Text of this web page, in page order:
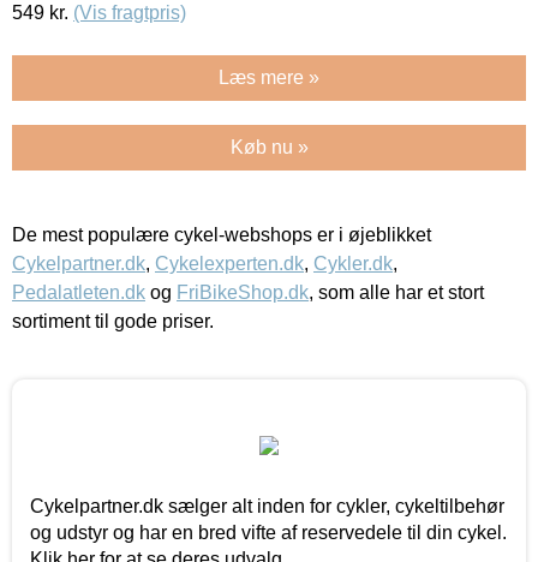
549 kr. (Vis fragtpris)
Læs mere »
Køb nu »
De mest populære cykel-webshops er i øjeblikket
Cykelpartner.dk, Cykelexperten.dk, Cykler.dk,
Pedalatleten.dk og FriBikeShop.dk, som alle har et stort
sortiment til gode priser.
Cykelpartner.dk sælger alt inden for cykler, cykeltilbehør
og udstyr og har en bred vifte af reservedele til din cykel.